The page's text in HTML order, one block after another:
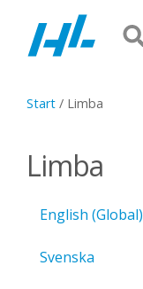
Start / Limba
Limba
English (Global)
Svenska